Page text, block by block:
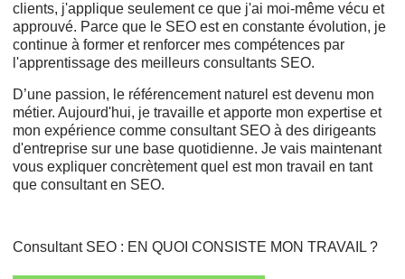
clients, j'applique seulement ce que j'ai moi-même vécu et
approuvé. Parce que le SEO est en constante évolution, je
continue à former et renforcer mes compétences par
l'apprentissage des meilleurs consultants SEO.
D’une passion, le référencement naturel est devenu mon
métier. Aujourd'hui, je travaille et apporte mon expertise et
mon expérience comme consultant SEO à des dirigeants
d'entreprise sur une base quotidienne. Je vais maintenant
vous expliquer concrètement quel est mon travail en tant
que consultant en SEO.
Consultant SEO : EN QUOI CONSISTE MON TRAVAIL ?